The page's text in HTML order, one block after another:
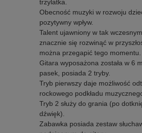
trzylatka.
Obecność muzyki w rozwoju
pozytywny wpływ.
Talent ujawniony w tak
znacznie się rozwinąć w
można przegapić tego momentu.
Gitara wyposażona została w 6
pasek, posiada 2 tryby.
Tryb pierwszy daje możliwość
rockowego podkładu
Tryb 2 służy do grania (po
dźwięk).
Zabawka posiada zestaw